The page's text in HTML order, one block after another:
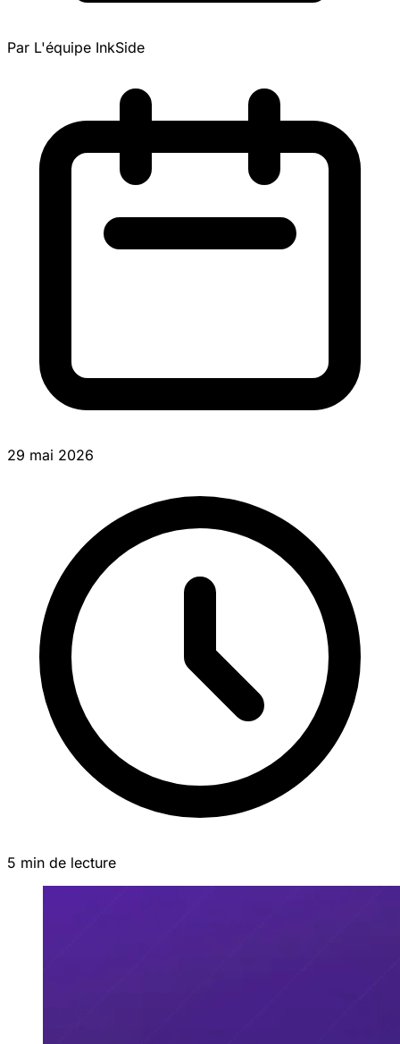
Par L'équipe InkSide
29 mai 2026
5 min de lecture